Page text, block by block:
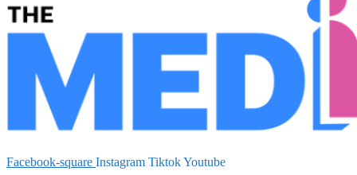
Facebook-square Instagram TiktokYoutube